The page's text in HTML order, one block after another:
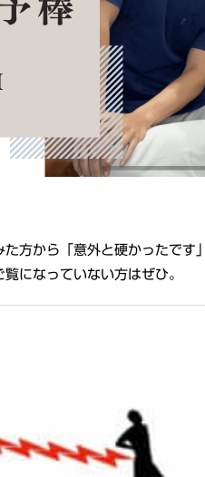
方から「意外と硬かったです
になっていない方はぜひ。